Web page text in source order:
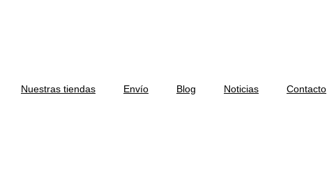
Nuestras tiendas Envío Blog Noticias Contacto